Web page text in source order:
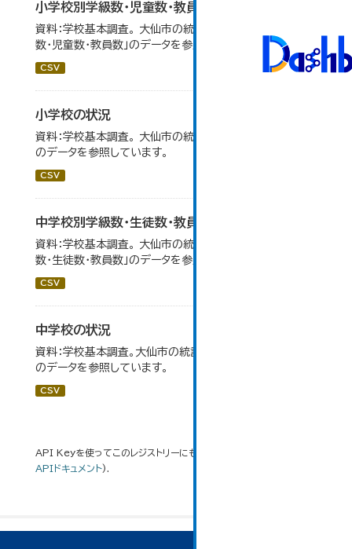
小学校別学級数・児童数・教員数
資料：学校基本調査。 大仙市の統計「14-4 小学校別学級
数・児童数・教員数」のデータを参照しています。
CSV
小学校の状況
資料：学校基本調査。 大仙市の統計「14-3 小学校の状況」
のデータを参照しています。
CSV
中学校別学級数・生徒数・教員数
資料：学校基本調査。 大仙市の統計「14-6 中学校別学級
数・生徒数・教員数」のデータを参照しています。
CSV
中学校の状況
資料：学校基本調査。大仙市の統計「14-5 中学校の状況」
のデータを参照しています。
CSV
API Keyを使ってこのレジストリーにもアクセス可能です
APIドキュメント).